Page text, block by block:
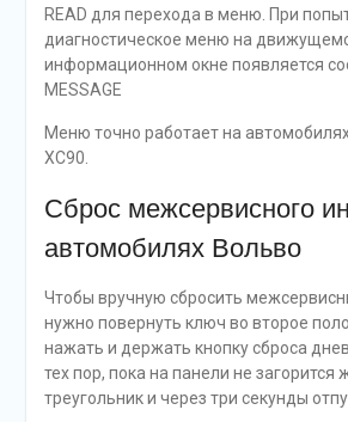
READ для перехода в меню. При
диагностическое меню на
информационном окне появляется
MESSAGE
Меню точно работает на
ХС90.
Сброс межсервисного
автомобилях Вольво
Чтобы вручную сбросить
нужно повернуть ключ во второе
нажать и держать кнопку сброса
тех пор, пока на панели не загорится
треугольник и через три секунды